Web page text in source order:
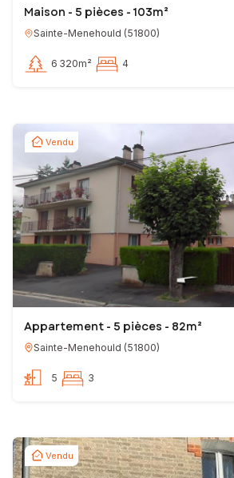
Maison - 5 pièces - 103m²
Sainte-Menehould (51800)
6 320m² 4
Vendu
Appartement - 5 pièces - 82m²
Sainte-Menehould (51800)
5 3
Vendu